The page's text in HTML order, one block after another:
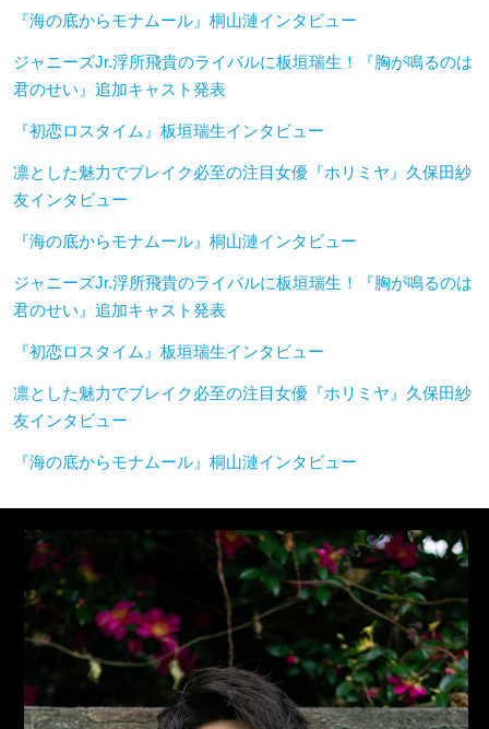
『海の底からモナムール』桐山漣インタビュー
ジャニーズJr.浮所飛貴のライバルに板垣瑞生！『胸が鳴るのは
君のせい』追加キャスト発表
『初恋ロスタイム』板垣瑞生インタビュー
凛とした魅力でブレイク必至の注目女優『ホリミヤ』久保田紗
友インタビュー
『海の底からモナムール』桐山漣インタビュー
ジャニーズJr.浮所飛貴のライバルに板垣瑞生！『胸が鳴るのは
君のせい』追加キャスト発表
『初恋ロスタイム』板垣瑞生インタビュー
凛とした魅力でブレイク必至の注目女優『ホリミヤ』久保田紗
友インタビュー
『海の底からモナムール』桐山漣インタビュー